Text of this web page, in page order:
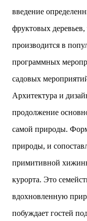
введение
фруктовых
производится в
программных
садовых
Архитектура и
продолжение
самой природы.
природы, и
примитивной
курорта. Это
вдохновленную
побуждает гостей